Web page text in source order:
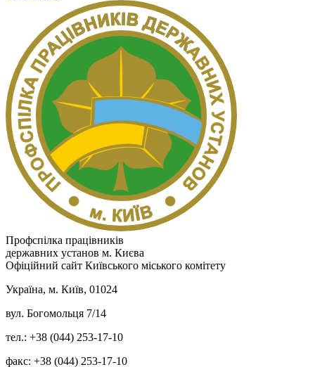
Профспілка працівників
державних установ м. Києва
Офіційний сайт Київського міського комітету
Україна, м. Київ, 01024
вул. Богомольця 7/14
тел.: +38 (044) 253-17-10
факс: +38 (044) 253-17-10